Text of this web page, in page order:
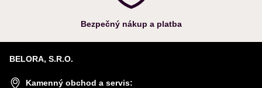
Bezpečný nákup a platba
BELORA, S.R.O.
Kamenný obchod a servis: